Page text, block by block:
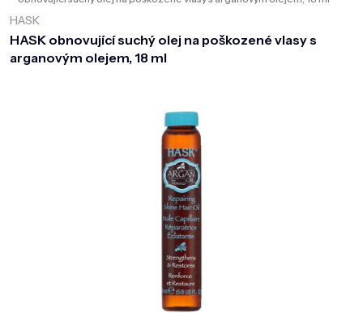
VLASY
ZDRAVÍ
HASK obnovující suchý olej na poškozené vlasy s
arganovým olejem, 18 ml
HASK